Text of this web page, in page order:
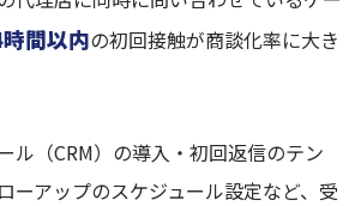
間以内の初回接触が商談化率に大き
ル（CRM）の導入・初回返信のテン
ーアップのスケジュール設定など、受